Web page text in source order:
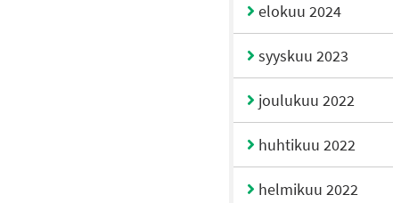
elokuu 2024
syyskuu 2023
joulukuu 2022
huhtikuu 2022
helmikuu 2022